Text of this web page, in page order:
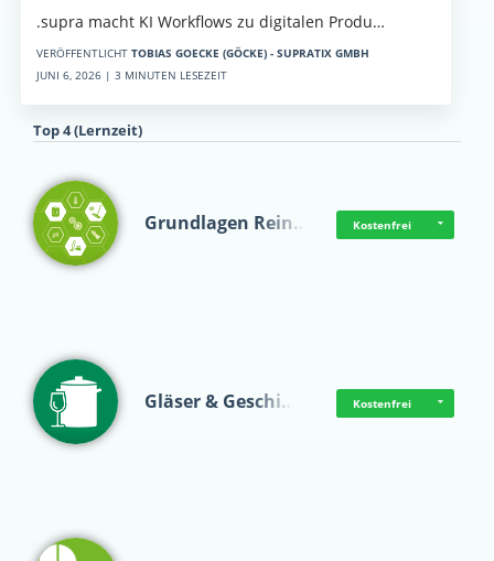
.supra macht KI Workflows zu digitalen Produ…
VERÖFFENTLICHT TOBIAS GOECKE (GÖCKE) - SUPRATIX GMBH
JUNI 6, 2026 | 3 MINUTEN LESEZEIT
Top 4 (Lernzeit)
Grundlagen Rein… Kostenfrei
Gläser & Geschi… Kostenfrei